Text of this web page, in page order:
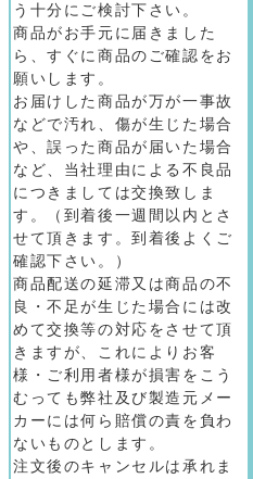
う十分にご検討下さい。
商品がお手元に届きました
ら、すぐに商品のご確認をお
願いします。
お届けした商品が万が一事故
などで汚れ、傷が生じた場合
や、誤った商品が届いた場合
など、当社理由による不良品
につきましては交換致しま
す。（到着後一週間以内とさ
せて頂きます。到着後よくご
確認下さい。）
商品配送の延滞又は商品の不
良・不足が生じた場合には改
めて交換等の対応をさせて頂
きますが、これによりお客
様・ご利用者様が損害をこう
むっても弊社及び製造元メー
カーには何ら賠償の責を負わ
ないものとします。
注文後のキャンセルは承れま